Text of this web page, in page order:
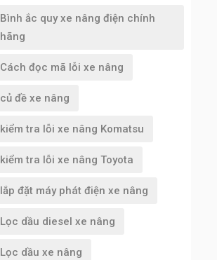
Bình ắc quy xe nâng điện chính
hãng
Cách đọc mã lỗi xe nâng
củ đề xe nâng
kiểm tra lỗi xe nâng Komatsu
kiểm tra lỗi xe nâng Toyota
lắp đặt máy phát điện xe nâng
Lọc dầu diesel xe nâng
Lọc dầu xe nâng